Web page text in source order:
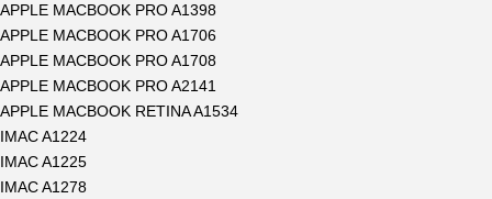
APPLE MACBOOK PRO A1398
APPLE MACBOOK PRO A1706
APPLE MACBOOK PRO A1708
APPLE MACBOOK PRO A2141
APPLE MACBOOK RETINA A1534
IMAC A1224
IMAC A1225
IMAC A1278